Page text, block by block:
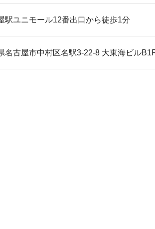
駅ユニモール12番出口から徒歩1分
名古屋市中村区名駅3-22-8 大東海ビル